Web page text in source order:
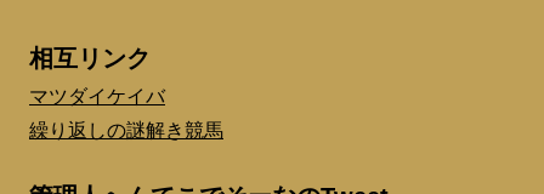
相互リンク
マツダイケイバ
繰り返しの謎解き競馬